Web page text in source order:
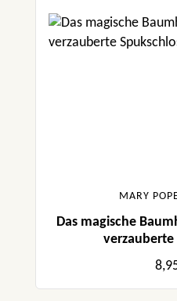
MARY
Das magische
verzauberte